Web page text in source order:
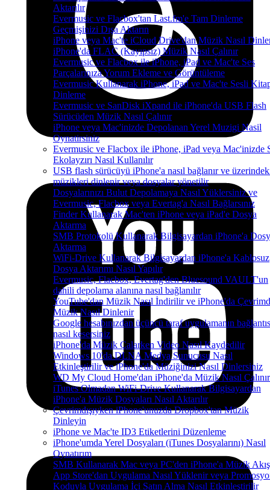
Aktarılır
Evermusic ve Flacbox'tan Last.fm'e Tam Dinleme
Geçmişinizi Dışa Aktarın
iPhone veya Mac'te iCloud Drive'dan Müzik Nasıl
iPhone'da FLAC (Kayıpsız) Müzik Nasıl Çalınır
Evermusic ve Flacbox ile iPhone, iPad ve Mac'te Ses
Parçalarınıza Yorum Ekleme ve Görüntüleme
Evermusic Kullanarak iPhone, iPad ve Mac'te Sesli
Dinleme
Evermusic ve SanDisk iXpand ile iPhone'da USB Flash
Sürücüden Müzik Nasıl Çalınır
iPhone veya Mac'inizde Depolanan Yerel Muzigi Nasil
Oynatirsiniz
Evermusic ve Flacbox ile iPhone, iPad veya Mac'inizde
Ekolayzırı Nasıl Kullanılır
USB flash sürücüyü iPhone'a nasıl bağlanır ve
müzikleri dinlenir veya dosyalar yönetilir
Dosyalarınızı Bulut Depolamaya Nasıl Yüklersiniz ve
Evermusic, Flacbox veya Evertag'a Nasıl Bağlarsınız
Finder Kullanarak Mac'ten iPhone veya iPad'e Dosya
Aktarma
SMB Protokolü Kullanarak Bilgisayardan iPhone'a
Aktarma
WiFi-Drive Kullanarak Bilgisayardan iPhone'a Kablosuz
Dosya Aktarımı Nasıl Yapılır
Evermusic, Flacbox, Evertag'den Bluesound VAULT'un
dahili depolama alanına nasıl bağlanılır
YouTube'dan Müzik Nasıl İndirilir ve iPhone'da
Müzik Nasıl Dinlenir
Google hesabınızdan üçüncü taraf uygulamanın
nasıl kesersiniz
iPhone'da Müzik Çalarken Video Nasıl Kaydedilir
Windows 10'da DLNA Medya Sunucusu Nasıl
Etkinleştirilir ve iPhone'da Müziğinizi Nasıl Dinlersiniz
WD My Cloud Home'dan iPhone'da Müzik Nasıl Çalınır
iTunes Olmadan WiFi-Drive Kullanarak Bilgisayardan
iPhone'a Müzik Dosyaları Nasıl Aktarılır
Çevrimdışıyken iPhone'unuzda Dropbox'tan Müzik
Dinleyin
iPhone ve Mac'te ID3 Etiketlerini Düzenleme
iPhone'umda Yerel Dosyaları (iTunes Dosyalarını) Nasıl
Oynatırım
SMB Kullanarak Mac veya PC'den iPhone'a Müzik
App Store'dan Uygulama Nasıl Yüklenir veya
Koduyla Uygulama İçi Satın Alma Nasıl Etkinleştirilir